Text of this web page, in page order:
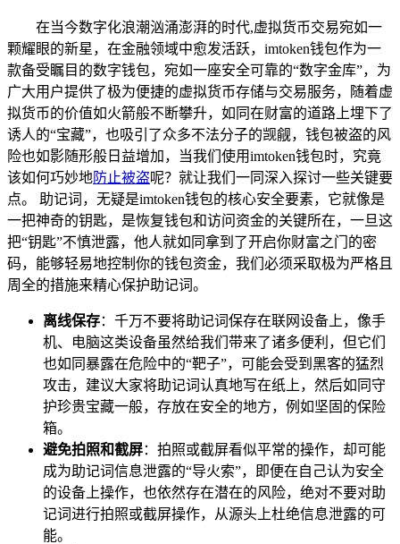
在当今数字化浪潮汹涌澎湃的时代,虚拟货币交易宛如一
颗耀眼的新星，在金融领域中愈发活跃，imtoken钱包作为一
款备受瞩目的数字钱包，宛如一座安全可靠的“数字金库”，为
广大用户提供了极为便捷的虚拟货币存储与交易服务，随着虚
拟货币的价值如火箭般不断攀升，如同在财富的道路上埋下了
诱人的“宝藏”，也吸引了众多不法分子的觊觎，钱包被盗的风
险也如影随形般日益增加，当我们使用imtoken钱包时，究竟
该如何巧妙地防止被盗呢？就让我们一同深入探讨一些关键要
点。 助记词，无疑是imtoken钱包的核心安全要素，它就像是
一把神奇的钥匙，是恢复钱包和访问资金的关键所在，一旦这
把“钥匙”不慎泄露，他人就如同拿到了开启你财富之门的密
码，能够轻易地控制你的钱包资金，我们必须采取极为严格且
周全的措施来精心保护助记词。
离线保存：千万不要将助记词保存在联网设备上，像手
机、电脑这类设备虽然给我们带来了诸多便利，但它们
也如同暴露在危险中的“靶子”，可能会受到黑客的猛烈
攻击，建议大家将助记词认真地写在纸上，然后如同守
护珍贵宝藏一般，存放在安全的地方，例如坚固的保险
箱。
避免拍照和截屏：拍照或截屏看似平常的操作，却可能
成为助记词信息泄露的“导火索”，即便在自己认为安全
的设备上操作，也依然存在潜在的风险，绝对不要对助
记词进行拍照或截屏操作，从源头上杜绝信息泄露的可
能。